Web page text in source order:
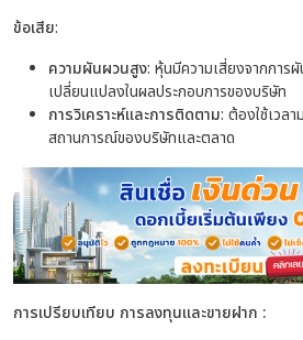
ข้อเสีย:
ความผันผวนสูง: หุ้นมีความเสี่ยงจากการ
เปลี่ยนแปลงในผลประกอบการของบริษัท
การวิเคราะห์และการติดตาม: ต้องใช้เวลา
สถานการณ์ของบริษัทและตลาด
การเปรียบเทียบ การลงทุนและขายฝาก :